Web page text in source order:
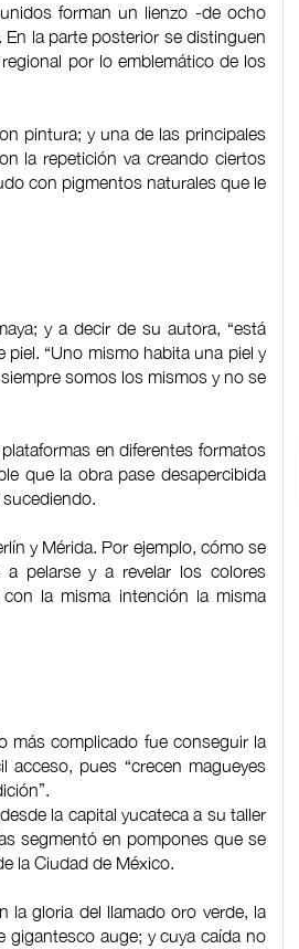
forman un lienzo -de ocho
la parte posterior se distinguen
por lo emblemático de los
pintura; y una de las principales
la repetición va creando ciertos
con pigmentos naturales que le
y a decir de su autora, “está
“Uno mismo habita una piel y
somos los mismos y no se
en diferentes formatos
que la obra pase desapercibida
y Mérida. Por ejemplo, cómo se
pelarse y a revelar los colores
la misma intención la misma
más complicado fue conseguir la
acceso, pues “crecen magueyes
la capital yucateca a su taller
segmentó en pompones que se
la Ciudad de México.
la gloria del llamado oro verde, la
gigantesco auge; y cuya caída no